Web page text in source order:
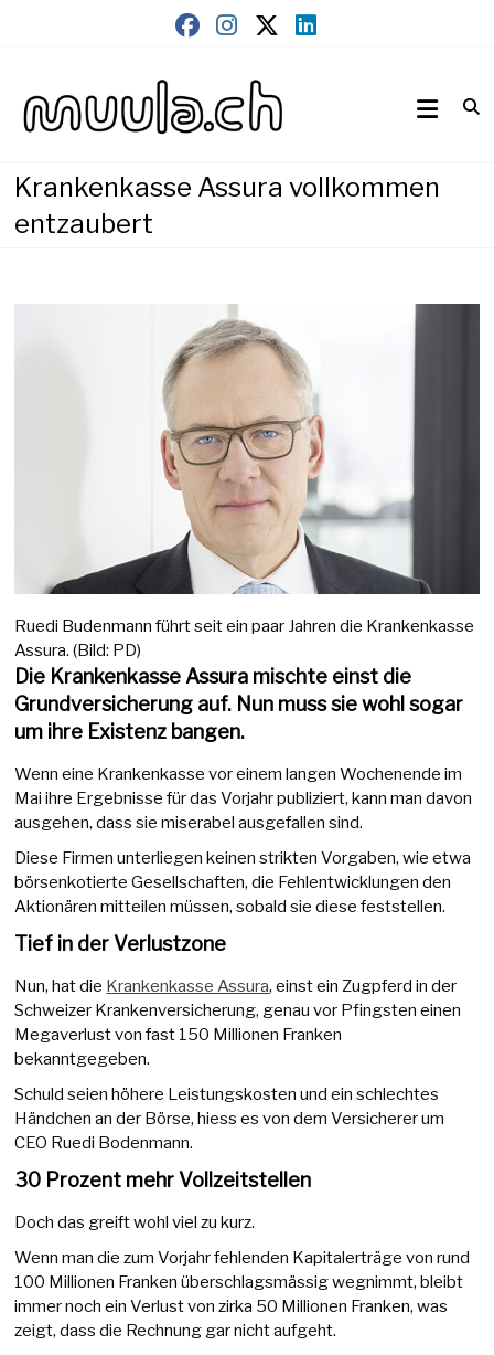
muula.ch
Krankenkasse Assura vollkommen
entzaubert
Ruedi Budenmann führt seit ein paar Jahren die Krankenkasse
Assura. (Bild: PD)
Die Krankenkasse Assura mischte einst die
Grundversicherung auf. Nun muss sie wohl sogar
um ihre Existenz bangen.
Wenn eine Krankenkasse vor einem langen Wochenende im
Mai ihre Ergebnisse für das Vorjahr publiziert, kann man davon
ausgehen, dass sie miserabel ausgefallen sind.
Diese Firmen unterliegen keinen strikten Vorgaben, wie etwa
börsenkotierte Gesellschaften, die Fehlentwicklungen den
Aktionären mitteilen müssen, sobald sie diese feststellen.
Tief in der Verlustzone
Nun, hat die Krankenkasse Assura, einst ein Zugpferd in der
Schweizer Krankenversicherung, genau vor Pfingsten einen
Megaverlust von fast 150 Millionen Franken
bekanntgegeben.
Schuld seien höhere Leistungskosten und ein schlechtes
Händchen an der Börse, hiess es von dem Versicherer um
CEO Ruedi Bodenmann.
30 Prozent mehr Vollzeitstellen
Doch das greift wohl viel zu kurz.
Wenn man die zum Vorjahr fehlenden Kapitalerträge von rund
100 Millionen Franken überschlagsmässig wegnimmt, bleibt
immer noch ein Verlust von zirka 50 Millionen Franken, was
zeigt, dass die Rechnung gar nicht aufgeht.